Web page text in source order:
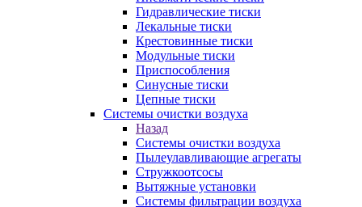
Гидравлические тиски
Лекальные тиски
Крестовинные тиски
Модульные тиски
Приспособления
Синусные тиски
Цепные тиски
Системы очистки воздуха
Назад
Системы очистки воздуха
Пылеулавливающие агрегаты
Стружкоотсосы
Вытяжные установки
Системы фильтрации воздуха